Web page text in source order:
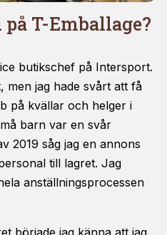
T-Emballage?
butikschef på Intersport.
men jag hade svårt att få
på kvällar och helger i
barn var en svår
2019 såg jag en annons
till lagret. Jag
anställningsprocessen
började jag känna att jag